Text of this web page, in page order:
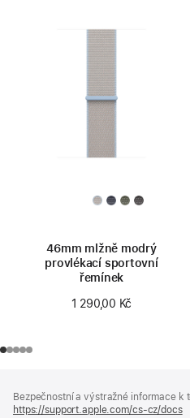
46mm mlžně modrý
provlékací sportovní
řemínek
1 290,00 Kč
Bezpečnostní a výstražné informace
https://support.apple.com/cs-cz/docs